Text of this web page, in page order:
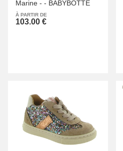
Marine - - BABYBOTTE
À PARTIR DE
103.00 €